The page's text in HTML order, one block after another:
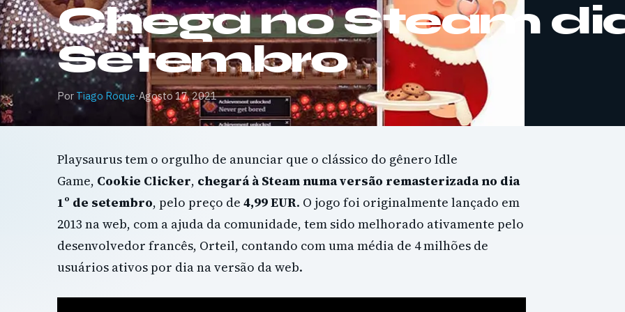
Chega no Steam
Setembro
Por Tiago Roque·Agosto 17, 2021
Playsaurus tem o orgulho de anunciar que o clássico do gênero Idle
Game, Cookie Clicker, chegará à Steam numa versão remasterizada no dia
1º de setembro, pelo preço de 4,99 EUR. O jogo foi originalmente lançado em
2013 na web, com a ajuda da comunidade, tem sido melhorado ativamente pelo
desenvolvedor francês, Orteil, contando com uma média de 4 milhões de
usuários ativos por dia na versão da web.